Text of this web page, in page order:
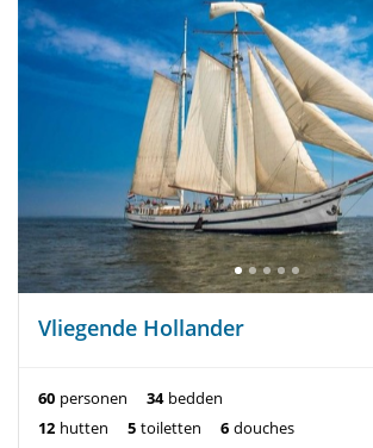
Vliegende Hollander
60 personen 34 bedden
12 hutten 5 toiletten 6 douches